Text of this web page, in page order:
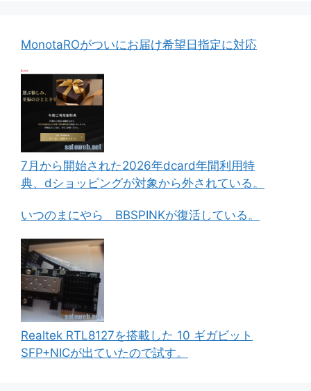
MonotaROがついにお届け希望日指定に対応
7月から開始された2026年dcard年間利用特
典、dショッピングが対象から外されている。
いつのまにやら BBSPINKが復活している。
Realtek RTL8127を搭載した 10 ギガビット
SFP+NICが出ていたので試す。